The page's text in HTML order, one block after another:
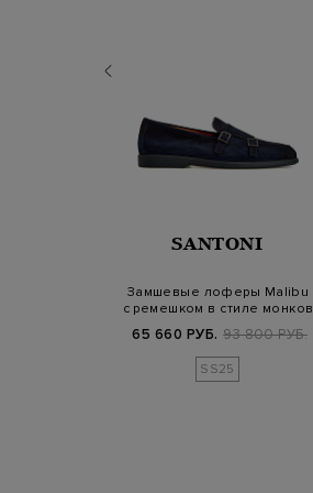
SANTONI
Замшевые лоферы Malibu
с ремешком в стиле монков
65 660 РУБ. 93 800 РУБ.
SS25